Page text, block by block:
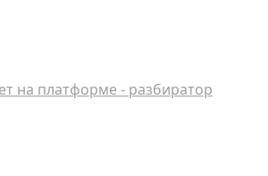
на платформе - разбиратор